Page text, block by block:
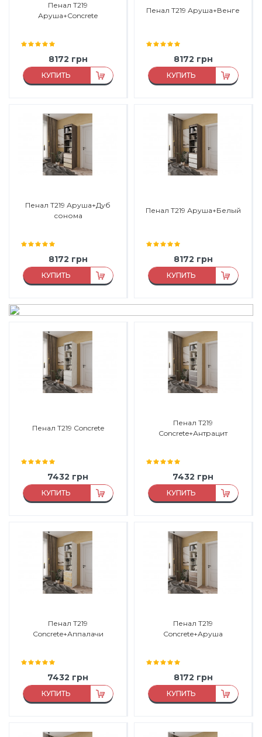
Пенал Т219
Аруша+Concrete
8172 грн
КУПИТЬ
Материал каркаса:
Материал фасада: ДСП
Производитель: Морели
Пенал Т219 Аруша+Венге
8172 грн
КУПИТЬ
Материал каркаса:
Материал фасада: ДСП
Производитель: Морели
Пенал Т219 Аруша+Дуб
сонома
8172 грн
КУПИТЬ
Материал:
Материал каркаса: ДСП
Производитель:
Пенал Т219 Аруша+Белый
8172 грн
КУПИТЬ
Материал каркаса: ДСП
Производитель:
Пенал Т219 Concrete
7432 грн
КУПИТЬ
Материал каркаса:
Материал фасада: ДСП
Производитель: Морели
Пенал Т219
Concrete+Антрацит
7432 грн
КУПИТЬ
Материал каркаса:
Материал фасада: ДСП
Производитель: Морели
Пенал Т219
Concrete+Аппалачи
7432 грн
КУПИТЬ
Пенал Т219
Concrete+Аруша
8172 грн
КУПИТЬ